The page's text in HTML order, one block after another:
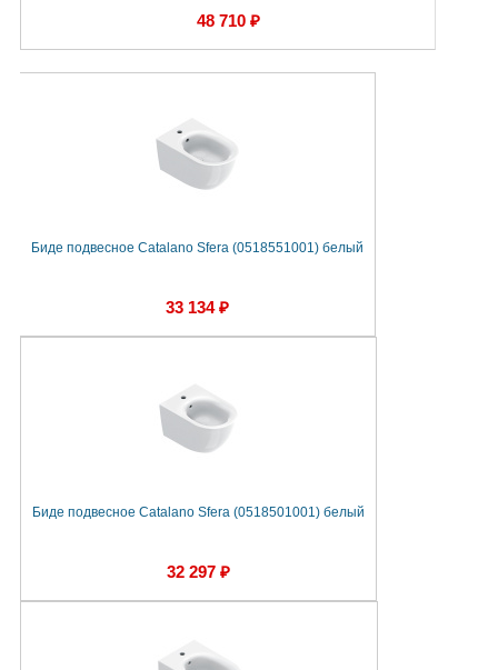
48 710 ₽
Биде подвесное Catalano Sfera (0518551001) белый
33 134 ₽
Биде подвесное Catalano Sfera (0518501001) белый
32 297 ₽